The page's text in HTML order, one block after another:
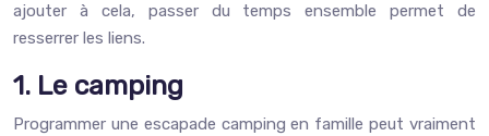
ajouter à cela, passer du temps ensemble permet de
resserrer les liens.
1. Le camping
Programmer une escapade camping en famille peut vraiment